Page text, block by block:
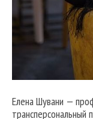
Елена Шувани —
трансперсональный